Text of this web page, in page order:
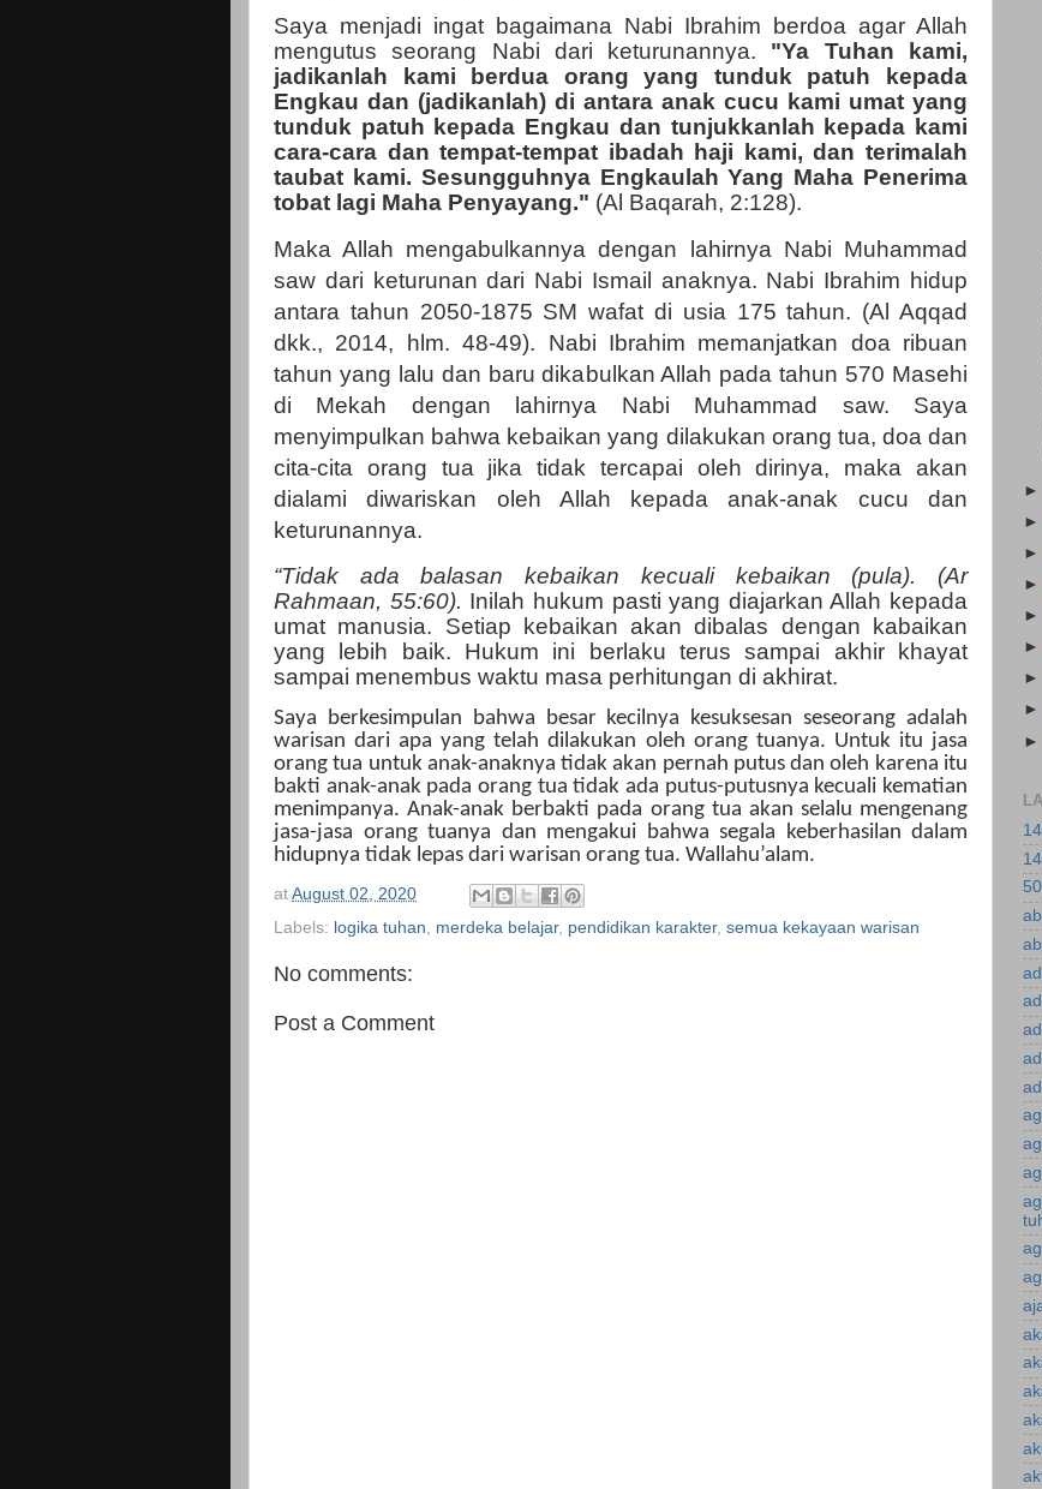
Saya menjadi ingat bagaimana Nabi Ibrahim berdoa agar Allah
mengutus seorang Nabi dari keturunannya. "Ya Tuhan kami,
jadikanlah kami berdua orang yang tunduk patuh kepada
Engkau dan (jadikanlah) di antara anak cucu kami umat yang
tunduk patuh kepada Engkau dan tunjukkanlah kepada kami
cara-cara dan tempat-tempat ibadah haji kami, dan terimalah
taubat kami. Sesungguhnya Engkaulah Yang Maha Penerima
tobat lagi Maha Penyayang." (Al Baqarah, 2:128).
Maka Allah mengabulkannya dengan lahirnya Nabi Muhammad
saw dari keturunan dari Nabi Ismail anaknya. Nabi Ibrahim hidup
antara tahun 2050-1875 SM wafat di usia 175 tahun. (Al Aqqad
dkk., 2014, hlm. 48-49). Nabi Ibrahim memanjatkan doa ribuan
tahun yang lalu dan baru dikabulkan Allah pada tahun 570 Masehi
di Mekah dengan lahirnya Nabi Muhammad saw. Saya
menyimpulkan bahwa kebaikan yang dilakukan orang tua, doa dan
cita-cita orang tua jika tidak tercapai oleh dirinya, maka akan
dialami diwariskan oleh Allah kepada anak-anak cucu dan
keturunannya.
“Tidak ada balasan kebaikan kecuali kebaikan (pula). (Ar
Rahmaan, 55:60). Inilah hukum pasti yang diajarkan Allah kepada
umat manusia. Setiap kebaikan akan dibalas dengan kabaikan
yang lebih baik. Hukum ini berlaku terus sampai akhir khayat
sampai menembus waktu masa perhitungan di akhirat.
Saya berkesimpulan bahwa besar kecilnya kesuksesan seseorang adalah
warisan dari apa yang telah dilakukan oleh orang tuanya. Untuk itu jasa
orang tua untuk anak-anaknya tidak akan pernah putus dan oleh karena itu
bakti anak-anak pada orang tua tidak ada putus-putusnya kecuali kematian
menimpanya. Anak-anak berbakti pada orang tua akan selalu mengenang
jasa-jasa orang tuanya dan mengakui bahwa segala keberhasilan dalam
hidupnya tidak lepas dari warisan orang tua. Wallahu’alam.
at August 02, 2020
Labels: logika tuhan merdeka belajar, pendidikan karakter, semua kekayaan warisan
No comments:
Post a Comment
►
►
►
►
►
►
►
►
►